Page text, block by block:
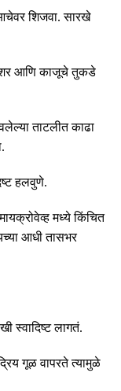
शिजवा.सारखे
आणि काजूचे तुकडे
ताटलीत काढा
.
हलवुणे.
मध्ये किंचित
आधी तासभर
स्वादिष्ट लागतं.
गूळ वापरते त्यामुळे